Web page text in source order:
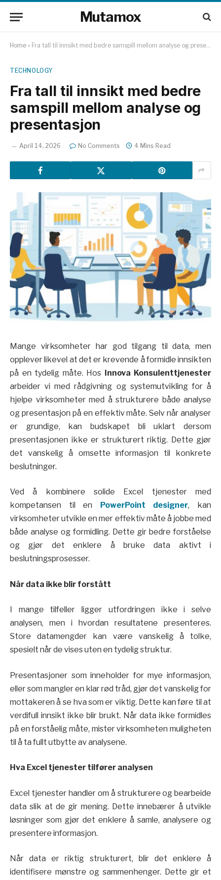
Mutamox
Home » Fra tall til innsikt med bedre samspill mellom analyse og presentasjon
TECHNOLOGY
Fra tall til innsikt med bedre
samspill mellom analyse og
presentasjon
April 14, 2026 No Comments 4 Mins Read
Mange virksomheter har god tilgang til data, men
opplever likevel at det er krevende å formidle innsikten
på en tydelig måte. Hos Innova Konsulenttjenester
arbeider vi med rådgivning og systemutvikling for å
hjelpe virksomheter med å strukturere både analyse
og presentasjon på en effektiv måte. Selv når analyser
er grundige, kan budskapet bli uklart dersom
presentasjonen ikke er strukturert riktig. Dette gjør
det vanskelig å omsette informasjon til konkrete
beslutninger.
Ved å kombinere solide Excel tjenester med
kompetansen til en
PowerPoint designer, kan
virksomheter utvikle en mer effektiv måte å jobbe med
både analyse og formidling. Dette gir bedre forståelse
og gjør det enklere å bruke data aktivt i
beslutningsprosesser.
Når data ikke blir forstått
I mange tilfeller ligger utfordringen ikke i selve
analysen, men i hvordan resultatene presenteres.
Store datamengder kan være vanskelig å tolke,
spesielt når de vises uten en tydelig struktur.
Presentasjoner som inneholder for mye informasjon,
eller som mangler en klar rød tråd, gjør det vanskelig for
mottakeren å se hva som er viktig. Dette kan føre til at
verdifull innsikt ikke blir brukt. Når data ikke formidles
på en forståelig måte, mister virksomheten muligheten
til å ta fullt utbytte av analysene.
Hva Excel tjenester tilfører analysen
Excel tjenester handler om å strukturere og bearbeide
data slik at de gir mening. Dette innebærer å utvikle
løsninger som gjør det enklere å samle, analysere og
presentere informasjon.
Når data er riktig strukturert, blir det enklere å
identifisere mønstre og sammenhenger. Dette gir et